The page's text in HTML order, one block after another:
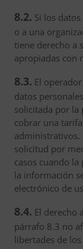
8.2. Si los
o a una
tiene derecho a
apropiadas con
8.3. El
datos
solicitada por la
cobrar una
administrativos.
solicitud por
casos cuando
la información
electrónico de
8.4. El derecho
párrafo 8.3 no
libertades de